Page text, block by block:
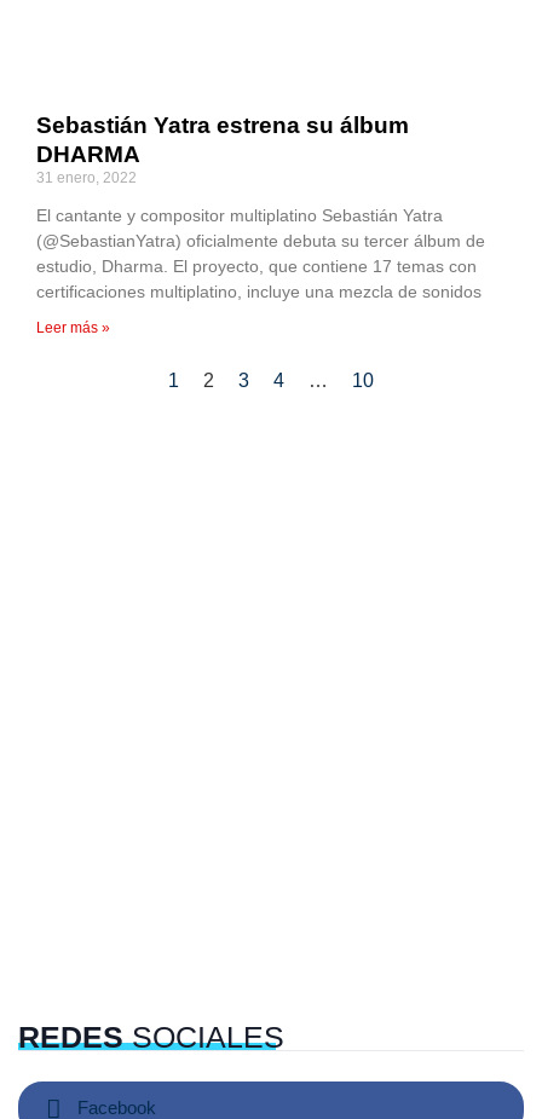
Sebastián Yatra estrena su álbum
DHARMA
31 enero, 2022
El cantante y compositor multiplatino Sebastián Yatra
(@SebastianYatra) oficialmente debuta su tercer álbum de
estudio, Dharma. El proyecto, que contiene 17 temas con
certificaciones multiplatino, incluye una mezcla de sonidos
Leer más »
1 2 3 4 … 10
REDESSOCIALES
Facebook